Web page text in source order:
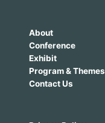
About
Conference
Exhibit
Program & Themes
Contact Us